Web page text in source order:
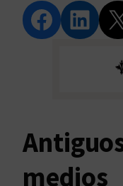
Compartir en Facebook Compartir en LinkedIn Compartir en Twitter
medios